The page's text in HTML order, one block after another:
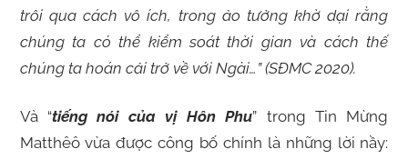
trôi qua cách vô ích, trong ảo tưởng khờ dại rằng
chúng ta có thể kiểm soát thời gian và cách thế
chúng ta hoán cải trở về với Ngài… ” (SĐMC 2020).
Và “tiếng nói của vị Hôn Phu” trong Tin Mừng
Matthêô vừa được công bố chính là những lời nầy: